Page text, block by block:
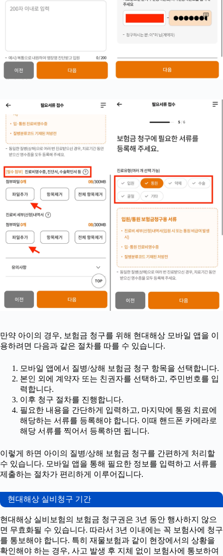
만약 아이의 경우, 보험금 청구를 위해 현대해상 모바일 앱을 이
용하려면 다음과 같은 절차를 따를 수 있습니다.
모바일 앱에서 질병/상해 보험금 청구 항목을 선택합니다.
본인 외에 계약자 또는 친권자를 선택하고, 주민번호를 입
력합니다.
이후 청구 절차를 진행합니다.
필요한 내용을 간단하게 입력하고, 마지막에 통원 치료에
해당하는 서류를 등록해야 합니다. 이때 핸드폰 카메라로
해당 서류를 찍어서 등록하면 됩니다.
이렇게 하면 아이의 질병/상해 보험금 청구를 간편하게 처리할
수 있습니다. 모바일 앱을 통해 필요한 정보를 입력하고 서류를
제출하는 절차가 편리하게 이루어집니다.
현대해상 실비청구 기간
현대해상 실비보험의 보험금 청구권은 3년 동안 행사하지 않으
면 무효화될 수 있습니다. 따라서 3년 이내에는 꼭 보험사에 청구
를 통보해야 합니다. 특히 재물보험과 같이 현장에서의 상황을
확인해야 하는 경우, 사고 발생 후 지체 없이 보험사에 통보하여